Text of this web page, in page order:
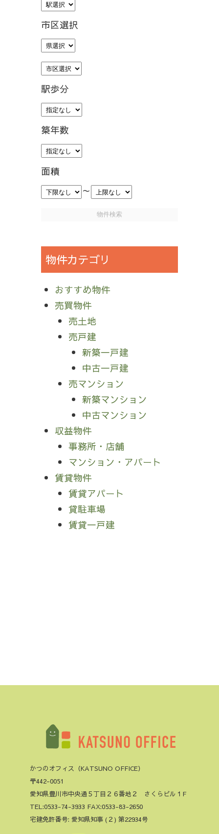
市区選択
駅歩分
築年数
面積
～
物件カテゴリ
おすすめ物件
売買物件
売土地
売戸建
新築一戸建
中古一戸建
売マンション
新築マンション
中古マンション
収益物件
事務所・店舗
マンション・アパート
賃貸物件
賃貸アパート
貸駐車場
賃貸一戸建
かつのオフィス（KATSUNO OFFICE）
〒442-0051
愛知県豊川市中央通５丁目２６番地２ さくらビル１F
TEL:0533-74-3933 FAX:0533-83-2650
宅建免許番号: 愛知県知事 (２) 第22934号